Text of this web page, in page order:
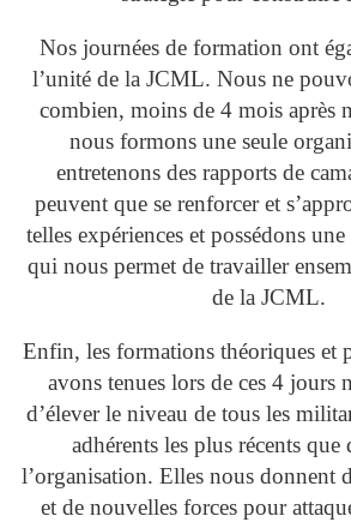
Nos journées de formation ont
l’unité de la JCML. Nous ne
combien, moins de 4 mois après
nous formons une seule
entretenons des rapports de
peuvent que se renforcer et
telles expériences et possédons
qui nous permet de travailler
de la JCML.
Enfin, les formations théoriques et
avons tenues lors de ces 4 jours
d’élever le niveau de tous les
adhérents les plus récents que
l’organisation. Elles nous donnent
et de nouvelles forces pour